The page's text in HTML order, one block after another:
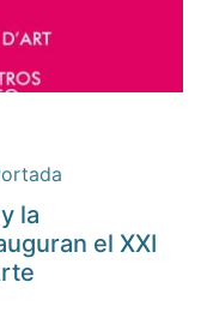
la
el XXI